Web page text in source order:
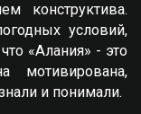
конструктива.
условий,
«Алания» - это
мотивирована,
и понимали.